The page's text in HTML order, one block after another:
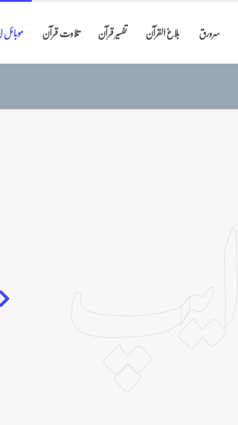
سرورق بلاغ القرآن تفسیر قرآن تلاوت قرآن
ایپ